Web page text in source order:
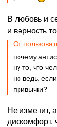
В любовь и
и верность
От
почему
ну то, что
но ведь.
привычки?
Не изменит,
дискомфорт,